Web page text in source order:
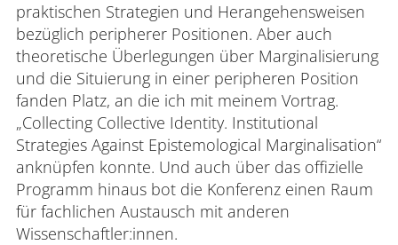
praktischen Strategien und Herangehensweisen
bezüglich peripherer Positionen. Aber auch
theoretische Überlegungen über Marginalisierung
und die Situierung in einer peripheren Position
fanden Platz, an die ich mit meinem Vortrag.
„Collecting Collective Identity. Institutional
Strategies Against Epistemological Marginalisation“
anknüpfen konnte. Und auch über das offizielle
Programm hinaus bot die Konferenz einen Raum
für fachlichen Austausch mit anderen
Wissenschaftler:innen.